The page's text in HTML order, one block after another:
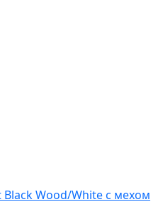
Wood/White с мехом